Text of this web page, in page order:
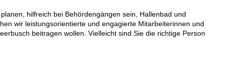
hilfreich bei Behördengängen sein, Hallenbad und
wir leistungsorientierte und engagierte Mitarbeiterinnen und
beitragen wollen. Vielleicht sind Sie die richtige Person